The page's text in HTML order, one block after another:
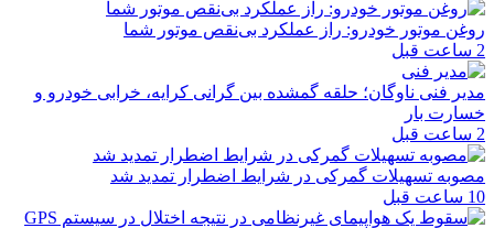
روغن موتور خودرو: راز عملکرد بی‌نقص موتور شما
2 ساعت قبل
مدیر فنی ناوگان؛ حلقه گمشده بین گرانی کرایه، خرابی خودرو و
خسارت بار
2 ساعت قبل
مصوبه تسهیلات گمرکی در شرایط اضطرار تمدید شد
10 ساعت قبل